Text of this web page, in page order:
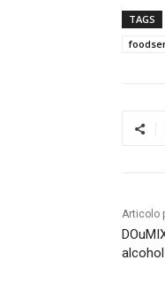
TAGS
Articolo